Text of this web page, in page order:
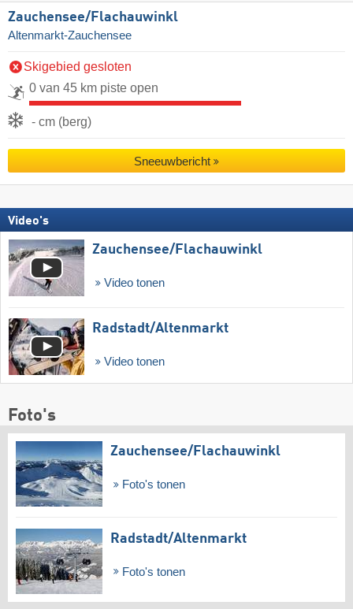
Zauchensee/​Flachauwinkl
Altenmarkt-Zauchensee
Skigebied gesloten
0 van 45 km piste open
- cm (berg)
Sneeuwbericht
Video's
Zauchensee/​Flachauwinkl
Video tonen
Radstadt/​Altenmarkt
Video tonen
Foto's
Zauchensee/​Flachauwinkl
Foto's tonen
Radstadt/​Altenmarkt
Foto's tonen